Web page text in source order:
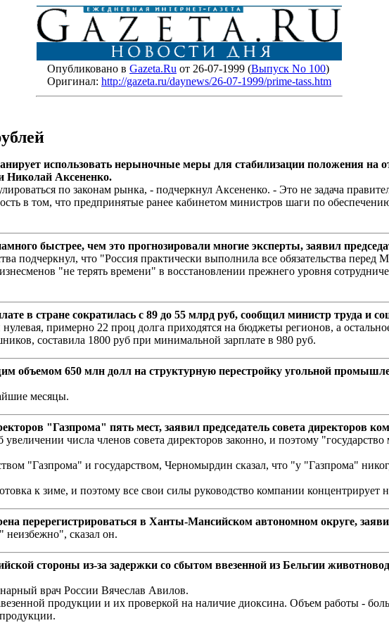
Опубликовано в Gazeta.Ru от 26-07-1999 (Выпуск No 100)
Оригинал: http://gazeta.ru/daynews/26-07-1999/prime-tass.htm
использовать нерыночные меры для стабилизации положения на
Николай Аксененко.
по законам рынка, - подчеркнул Аксененко. - Это не задача
в том, что предпринятые ранее кабинетом министров шаги по
быстрее, чем это прогнозировали многие эксперты, заявил
подчеркнул, что "Россия практически выполнила все обязательства
"не терять времени" в восстановлении прежнего уровня
в стране сократилась с 89 до 55 млрд руб, сообщил министр труда и
примерно 22 проц долга приходятся на бюджеты регионов, а
составила 1800 руб при минимальной зарплате в 980 руб.
объемом 650 млн долл на структурную перестройку угольной
месяцы.
"Газпрома" пять мест, заявил председатель совета директоров
увеличении числа членов совета директоров законно, и поэтому
"Газпрома" и государством, Черномырдин сказал, что "у "Газпрома"
к зиме, и поэтому все свои силы руководство компании концентрирует
в Ханты-Мансийском автономном округе,
сказал он.
стороны из-за задержки со сбытом ввезенной из Бельгии
врач России Вячеслав Авилов.
продукции и их проверкой на наличие диоксина. Объем работы -